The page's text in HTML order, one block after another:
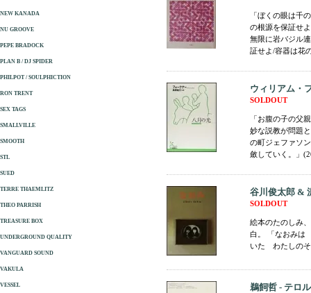
「ぼくの眼は千
の根源を保証せ
無限に岩バジル
証せよ/容器は花
ウィリアム・
SOLDOUT
「お腹の子の父
妙な説教が問題
の町ジェファソ
斂していく。」
谷川俊太郎 &
SOLDOUT
絵本のたのしみ
白。 「なおみ
いた わたしのそ
鵜飼哲 - テロ
NEW KANADA
NU GROOVE
PEPE BRADOCK
PLAN B / DJ SPIDER
PHILPOT / SOULPHICTION
RON TRENT
SEX TAGS
SMALLVILLE
SMOOTH
STL
SUED
TERRE THAEMLITZ
THEO PARRISH
TREASURE BOX
UNDERGROUND QUALITY
VANGUARD SOUND
VAKULA
VESSEL